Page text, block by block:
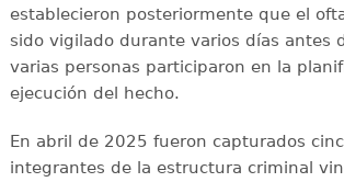
establecieron posteriormente que el
sido vigilado durante varios días antes
varias personas participaron en la
ejecución del hecho.
En abril de 2025 fueron capturados
integrantes de la estructura criminal